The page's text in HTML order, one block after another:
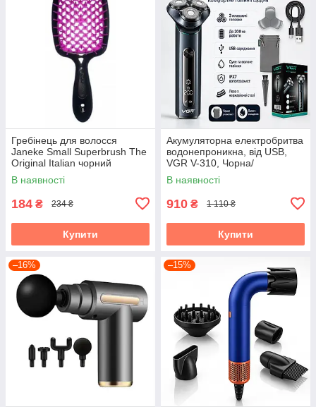
Гребінець для волосся
Janeke Small Superbrush The
Original Italian чорний
В наявності
184 ₴ 234 ₴
Купити
Акумуляторна електробритва
водонепроникна, від USB,
VGR V-310, Чорна/
Бездротова бритва
електрична
В наявності
910 ₴ 1 110 ₴
Купити
–16% –15%